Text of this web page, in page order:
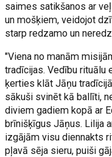
saimes satikšanos ar
un mošķiem, veidojot
starp redzamo un
"Viena no manām
tradīcijas. Vedību rituālu
ķerties klāt Jāņu
sākuši svinēt kā ballīti,
diviem gadiem kopā ar
brīnišķīgus Jāņus. Lilija
izgājām visu diennakts
pļavā sēja sieru, puiši